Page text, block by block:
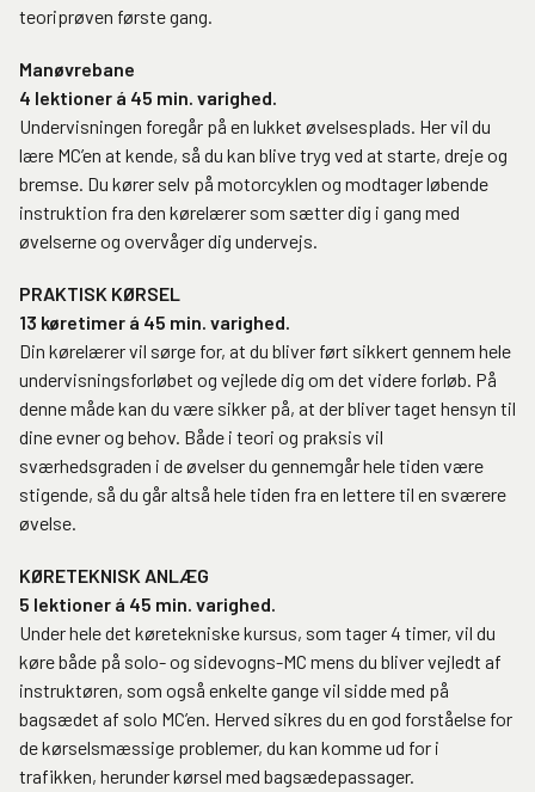
teoriprøven første gang.
Manøvrebane
4 lektioner á 45 min. varighed.
Undervisningen foregår på en lukket øvelsesplads. Her vil du
lære MC’en at kende, så du kan blive tryg ved at starte, dreje og
bremse. Du kører selv på motorcyklen og modtager løbende
instruktion fra den kørelærer som sætter dig i gang med
øvelserne og overvåger dig undervejs.
PRAKTISK KØRSEL
13 køretimer á 45 min. varighed.
Din kørelærer vil sørge for, at du bliver ført sikkert gennem hele
undervisningsforløbet og vejlede dig om det videre forløb. På
denne måde kan du være sikker på, at der bliver taget hensyn til
dine evner og behov. Både i teori og praksis vil
sværhedsgraden i de øvelser du gennemgår hele tiden være
stigende, så du går altså hele tiden fra en lettere til en sværere
øvelse.
KØRETEKNISK ANLÆG
5 lektioner á 45 min. varighed.
Under hele det køretekniske kursus, som tager 4 timer, vil du
køre både på solo- og sidevogns-MC mens du bliver vejledt af
instruktøren, som også enkelte gange vil sidde med på
bagsædet af solo MC’en. Herved sikres du en god forståelse for
de kørselsmæssige problemer, du kan komme ud for i
trafikken, herunder kørsel med bagsædepassager.